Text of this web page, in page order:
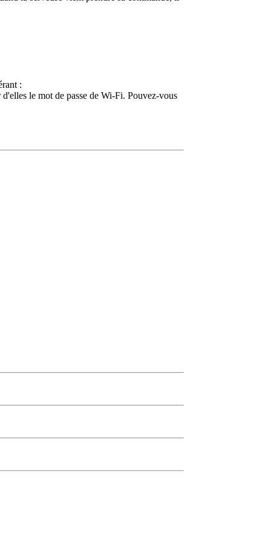
:
le mot de passe de Wi-Fi. Pouvez-vous